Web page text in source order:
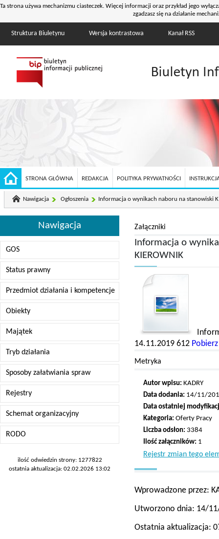
Ta strona używa mechanizmu ciasteczek. Więcej informacji oraz przykład jego
zgadzasz się na działanie
Struktura Biuletynu Wersja kontrastowa Kanał RSS
STRONA GŁÓWNA REDAKCJA POLITYKA PRYWATNOŚCI
Nawigacja Ogłoszenia Informacja o wynikach naboru na stanowiski
Nawigacja
GOS
Status prawny
Przedmiot działania i kompetencje
Obiekty
Majątek
Tryb działania
Sposoby załatwiania spraw
Rejestry
Schemat organizacyjny
RODO
ilość odwiedzin strony: 1277822
ostatnia aktualizacja: 02.02.2026 13:02
Informacja o
KIEROWNIK
Załączniki
14.11.2019 612
Metryka
Autor wpisu: KADRY
Data dodania: 14/11/
Data ostatniej
Kategoria: Oferty Pracy
Liczba odsłon: 3384
Ilość załączników: 1
Rejestr zmian tego
Wprowadzone przez:
Utworzono dnia: 14/
Ostatnia aktualizacja: